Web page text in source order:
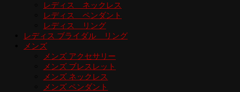
レディス ネックレス
レディス ペンダント
レディス リング
レディス ブライダル リング
メンズ
メンズ アクセサリー
メンズ ブレスレット
メンズ ネックレス
メンズ ペンダント